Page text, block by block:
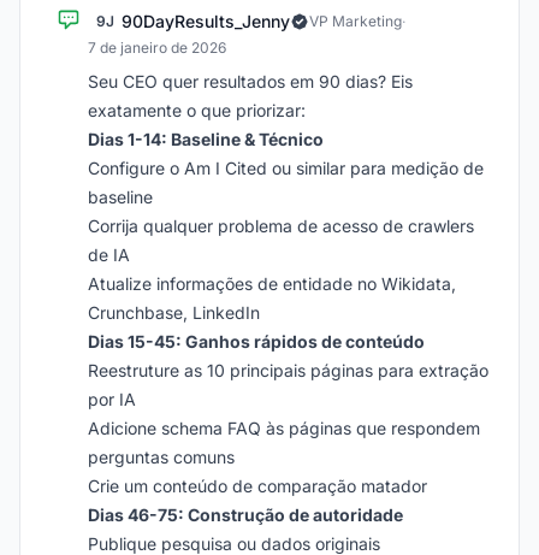
9J 90DayResults_Jenny VP Marketing·
7 de janeiro de 2026
Seu CEO quer resultados em 90 dias? Eis
exatamente o que priorizar:
Dias 1-14: Baseline & Técnico
Configure o Am I Cited ou similar para medição de
baseline
Corrija qualquer problema de acesso de crawlers
de IA
Atualize informações de entidade no Wikidata,
Crunchbase, LinkedIn
Dias 15-45: Ganhos rápidos de conteúdo
Reestruture as 10 principais páginas para extração
por IA
Adicione schema FAQ às páginas que respondem
perguntas comuns
Crie um conteúdo de comparação matador
Dias 46-75: Construção de autoridade
Publique pesquisa ou dados originais